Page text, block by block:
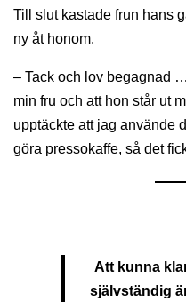
Till slut kastade frun hans
ny åt honom.
– Tack och lov begagnad
min fru och att hon står ut
upptäckte att jag använde
göra pressokaffe, så det
Att kunna
självständig